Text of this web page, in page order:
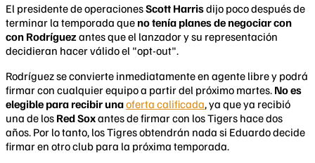
El presidente de operacionesScott Harrisdijo poco después de
terminar la temporada que no tenía planes de negociar con
con Rodríguez antes que el lanzador y su representación
decidieran hacer válido el "opt-out".
Rodríguez se convierte inmediatamente en agente libre y podrá
firmar con cualquier equipo a partir del próximo martes. No es
elegible para recibir unaoferta calificada, ya que ya recibió
una de los Red Soxantes de firmar con los Tigers hace dos
años. Por lo tanto, los Tigres obtendrán nada si Eduardo decide
firmar en otro club para la próxima temporada.